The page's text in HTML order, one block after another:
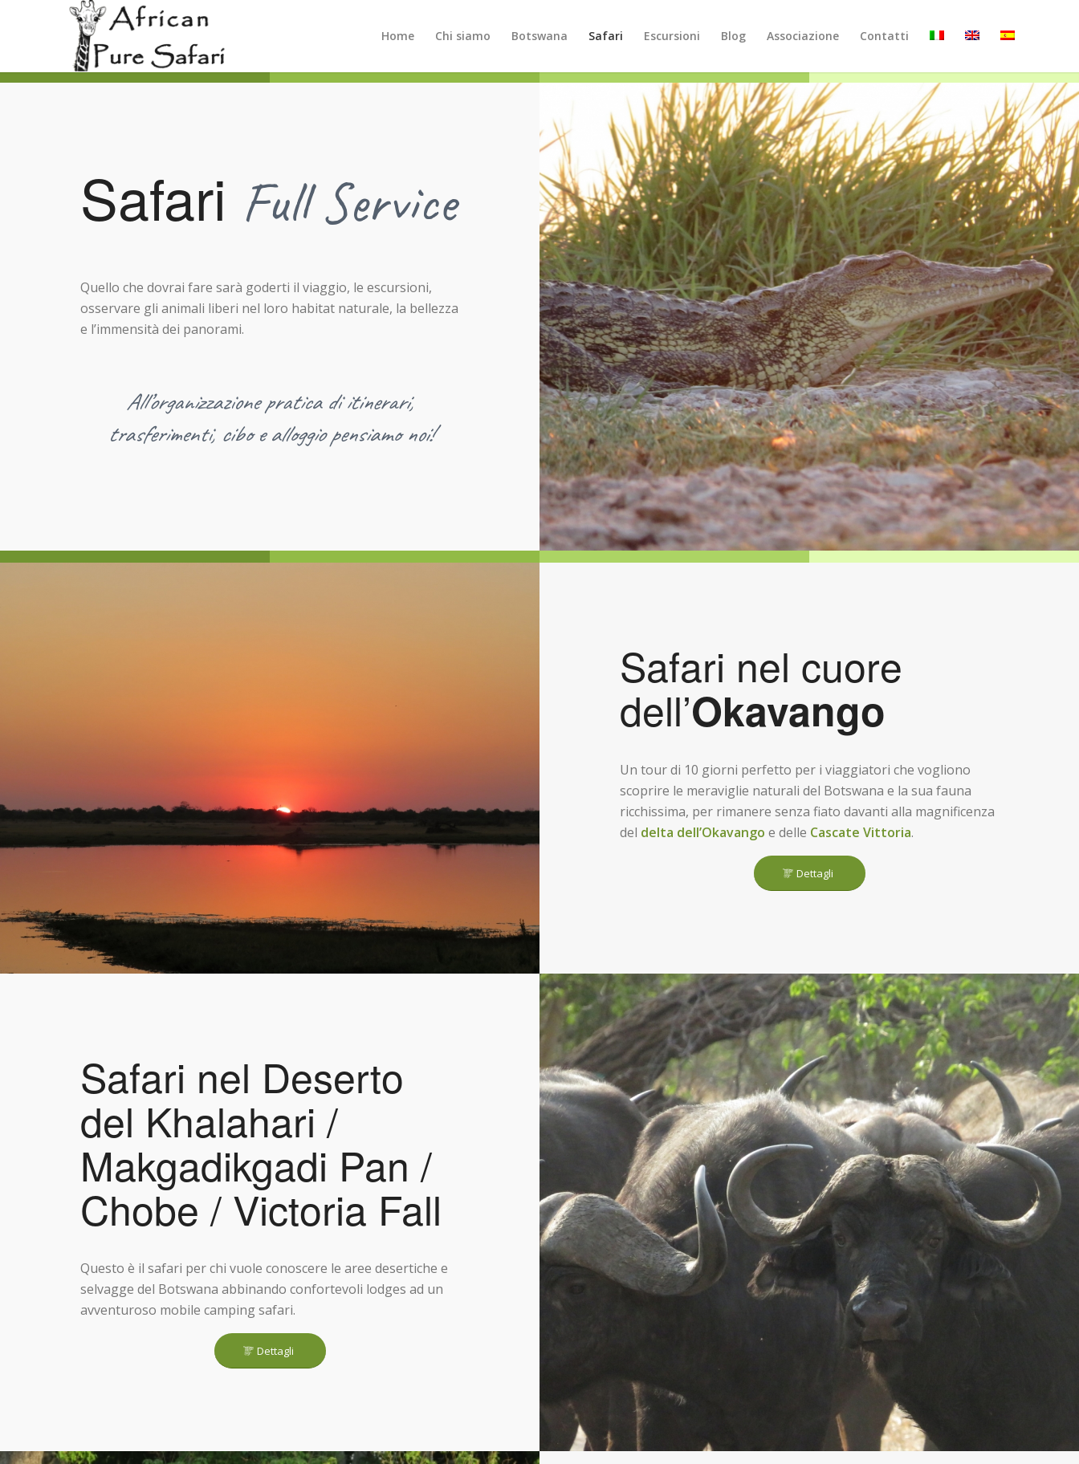
Home Chi siamo Botswana Safari Escursioni Blog Associazione Contatti
Safari Full Service
Quello che dovrai fare sarà goderti il viaggio, le escursioni,
osservare gli animali liberi nel loro habitat naturale, la bellezza
e l’immensità dei panorami.
All’organizzazione pratica di itinerari,
trasferimenti, cibo e alloggio pensiamo noi!
Safari nel cuore
dell’Okavango
Un tour di 10 giorni perfetto per i viaggiatori che vogliono
scoprire le meraviglie naturali del Botswana e la sua fauna
ricchissima, per rimanere senza fiato davanti alla magnificenza
del delta dell’Okavango e delle Cascate Vittoria.
Dettagli
Safari nel Deserto
del Khalahari /
Makgadikgadi Pan /
Chobe / Victoria Fall
Questo è il safari per chi vuole conoscere le aree desertiche e
selvagge del Botswana abbinando confortevoli lodges ad un
avventuroso mobile camping safari.
Dettagli